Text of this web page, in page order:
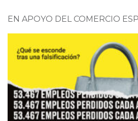
EN APOYO DEL COMERCIO